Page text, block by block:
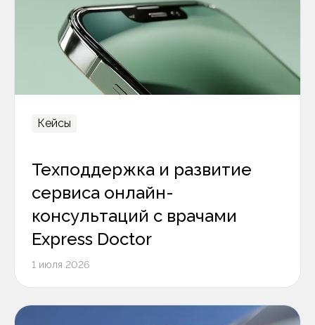
Кейсы
Техподдержка и развитие
сервиса онлайн-
консультаций с врачами
Express Doctor
1 июля 2026